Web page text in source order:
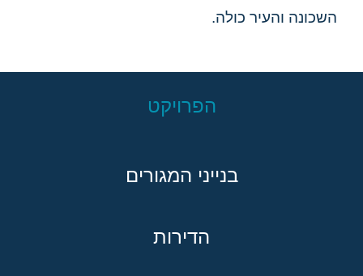
השכונה והעיר כולה.
הפרויקט
בנייני המגורים
הדירות